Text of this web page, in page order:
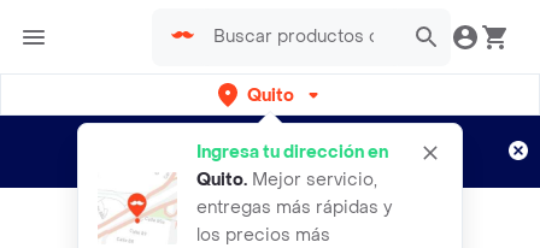
Quito
Ingresa tu dirección en
Quito. Mejor servicio,
entregas más rápidas y
los precios más
envíos gratis por semanas
Aplican TyC